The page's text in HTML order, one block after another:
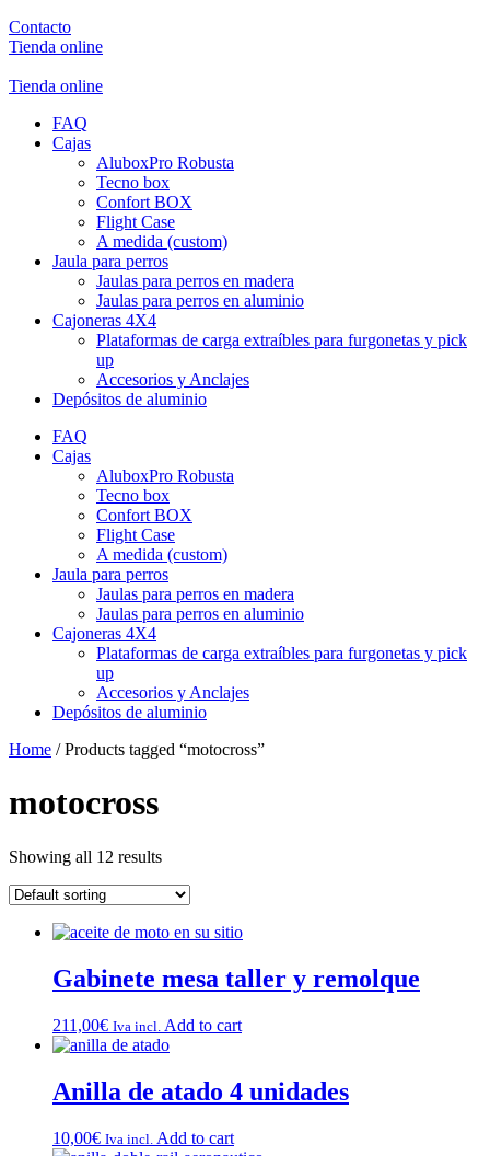
Contacto
Tienda online
Tienda online
FAQ
Cajas
AluboxPro Robusta
Tecno box
Confort BOX
Flight Case
A medida (custom)
Jaula para perros
Jaulas para perros en madera
Jaulas para perros en aluminio
Cajoneras 4X4
Plataformas de carga extraíbles para furgonetas y pick
up
Accesorios y Anclajes
Depósitos de aluminio
FAQ
Cajas
AluboxPro Robusta
Tecno box
Confort BOX
Flight Case
A medida (custom)
Jaula para perros
Jaulas para perros en madera
Jaulas para perros en aluminio
Cajoneras 4X4
Plataformas de carga extraíbles para furgonetas y pick
up
Accesorios y Anclajes
Depósitos de aluminio
Home / Products tagged “motocross”
motocross
Showing all 12 results
Gabinete mesa taller y remolque
211,00€ Iva incl. Add to cart
Anilla de atado 4 unidades
10,00€ Iva incl. Add to cart